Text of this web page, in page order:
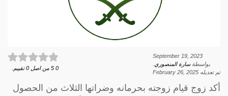
September 19, 2023
بواسطةسارة المنصوري
تم تعديله February 26, 2025
0
5 من اصل 0 تقييم.
أكد زوج قيام زوجته بحرمانه وضراتها الثلاث من الحصول